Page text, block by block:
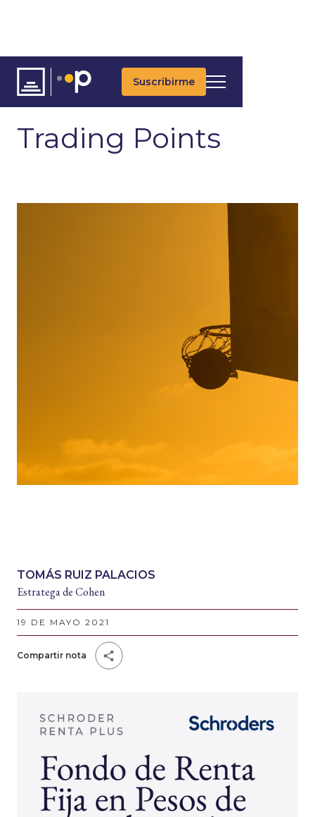
Suscribirme
ARTÍCULOS
Trading Points
TOMÁS RUIZ PALACIOS
Estratega de Cohen
19 DE MAYO 2021
Compartir nota